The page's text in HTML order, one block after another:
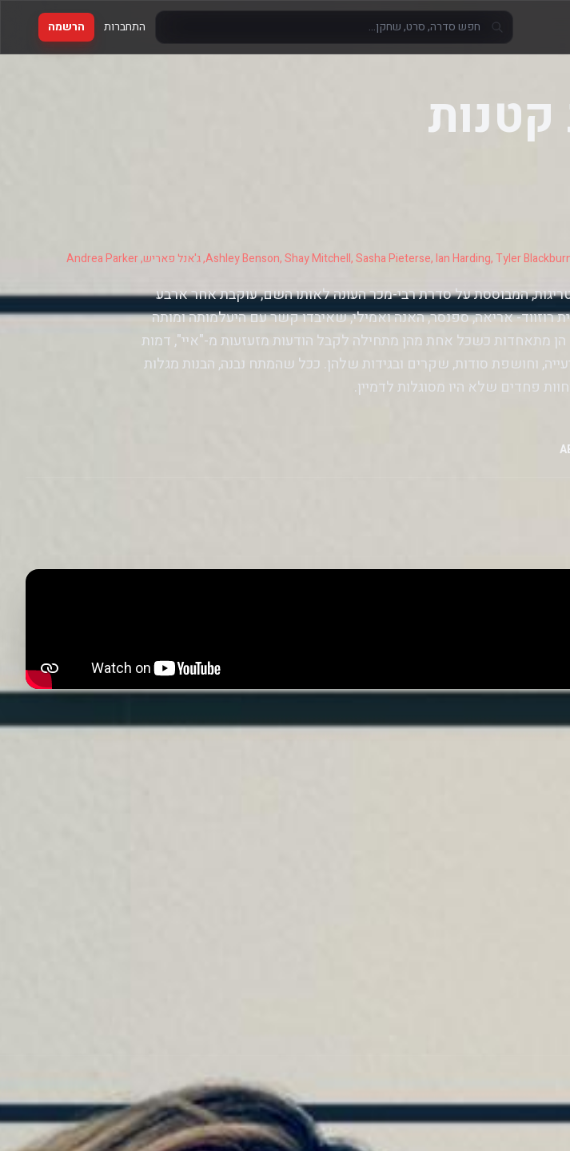
התחברות הרשמה
קטנות
המבוססת על סדרת רבי-מכר העונה לאותו השם, עוקבת אחר ארבע
רוזווד- אריאה, ספנסר, האנה ואמילי, שאיבדו קשר עם היעלמותה ומותה
הן מתאחדות כשכל אחת מהן מתחילה לקבל הודעות מזעזעות מ-"איי", דמות
וחושפת סודות, שקרים ובגידות שלהן. ככל שהמתח נבנה, הבנות מגלות
פחדים שלא היו מסוגלות לדמיין.